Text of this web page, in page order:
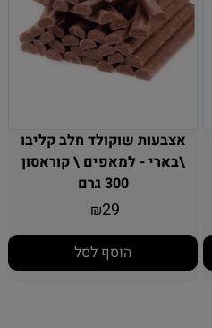
אצבעות שוקולד חלב קליבו
\בארי - למאפים \ קוראסון
300 גרם
₪29
הוסף לסל